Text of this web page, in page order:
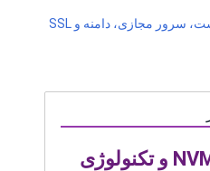
مجهز به دیسک NVMe و تکنولوژی